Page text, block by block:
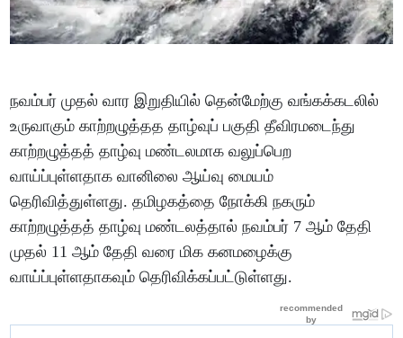
நவம்பர் முதல் வார இறுதியில் தென்மேற்கு வங்கக்கடலில்
உருவாகும் காற்றழுத்தத தாழ்வுப் பகுதி தீவிரமடைந்து
காற்றழுத்தத் தாழ்வு மண்டலமாக வலுப்பெற
வாய்ப்புள்ளதாக வானிலை ஆய்வு மையம்
தெரிவித்துள்ளது. தமிழகத்தை நோக்கி நகரும்
காற்றழுத்தத் தாழ்வு மண்டலத்தால் நவம்பர் 7 ஆம் தேதி
முதல் 11 ஆம் தேதி வரை மிக கனமழைக்கு
வாய்ப்புள்ளதாகவும் தெரிவிக்கப்பட்டுள்ளது.